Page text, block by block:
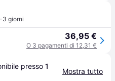
3 giorni
36,95 €
O 3 pagamenti di 12,31 €
presso 1
Mostra tutto